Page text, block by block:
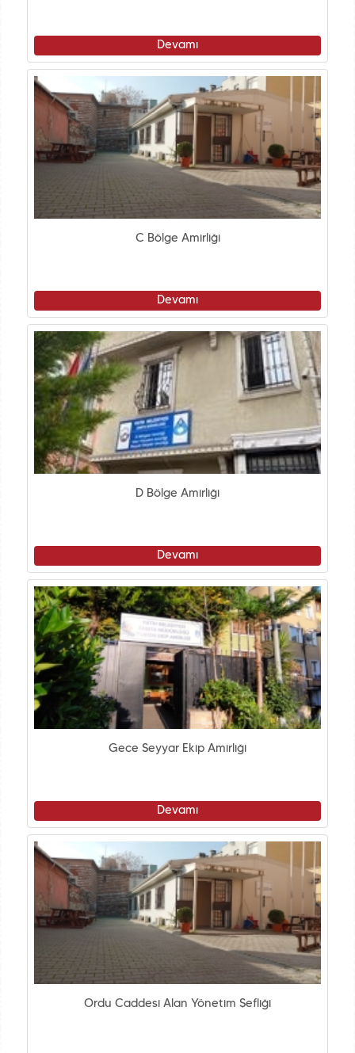
Devamı
C Bölge Amirliği
Devamı
D Bölge Amirliği
Devamı
Gece Seyyar Ekip Amirliği
Devamı
Ordu Caddesi Alan Yönetim Şefliği